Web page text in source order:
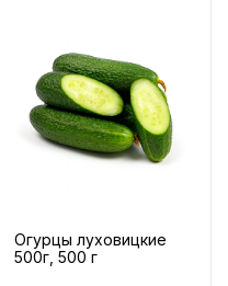
Огурцы луховицкие
500г, 500 г